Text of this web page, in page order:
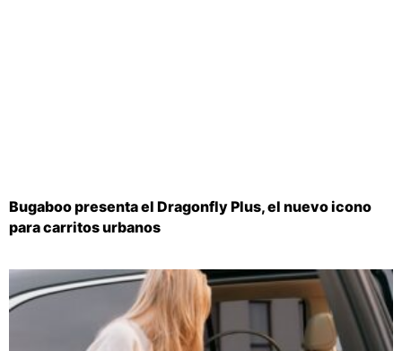
Bugaboo presenta el Dragonfly Plus, el nuevo icono
para carritos urbanos